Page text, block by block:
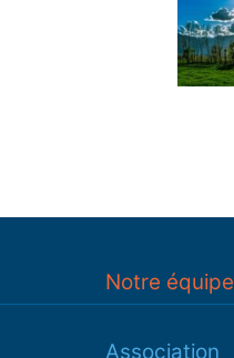
Notre équipe
Association